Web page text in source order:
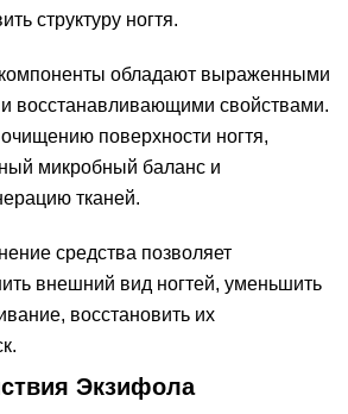
структуру ногтя.
компоненты обладают выраженными
восстанавливающими свойствами.
поверхности ногтя,
микробный баланс и
тканей.
средства позволяет
внешний вид ногтей, уменьшить
восстановить их
Экзифола